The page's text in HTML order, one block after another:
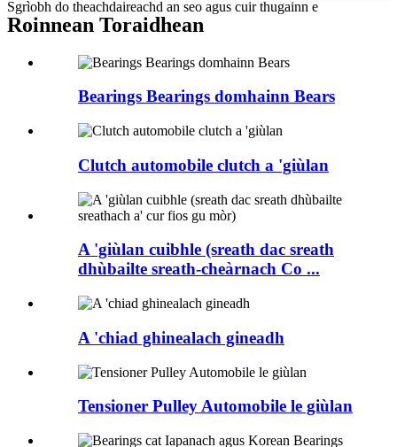
Sgrìobh do theachdaireachd an seo agus cuir thugainn e
Roinnean Toraidhean
Bearings Bearings domhainn Bears
Clutch automobile clutch a 'giùlan
A 'giùlan cuibhle (sreath dac sreath
dhùbailte sreath-cheàrnach Co ...
A 'chiad ghinealach gineadh
Tensioner Pulley Automobile le giùlan